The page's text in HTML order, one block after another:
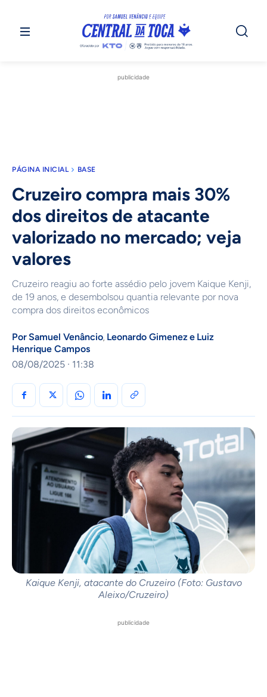
publicidade
PÁGINA INICIAL BASE
Cruzeiro compra mais 30%
dos direitos de atacante
valorizado no mercado; veja
valores
Cruzeiro reagiu ao forte assédio pelo jovem Kaique Kenji,
de 19 anos, e desembolsou quantia relevante por nova
compra dos direitos econômicos
Por Samuel Venâncio Leonardo Gimeneze Luiz
Henrique Campos
08/08/2025 · 11:38
Kaique Kenji, atacante do Cruzeiro (Foto: Gustavo
Aleixo/Cruzeiro)
publicidade